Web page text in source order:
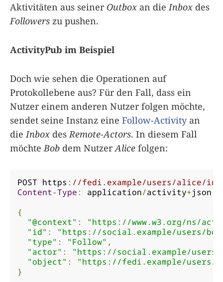
Aktivitäten aus seiner Outbox an die Inbox des
Followers zu pushen.
ActivityPub im Beispiel
Doch wie sehen die Operationen auf
Protokollebene aus? Für den Fall, dass ein
Nutzer einem anderen Nutzer folgen möchte,
sendet seine Instanz eine Follow-Activity an
die Inbox des Remote-Actors. In diesem Fall
möchte Bob dem NutzerAlice folgen:
POST https : //fedi.example/users/alice/
Content-Type: application/activity+json
{
"@context" :
"https://www.w3.org/ns/
"id" :
"https://social.example/users/
"type" : "Follow" ,
"actor" :
"https://social.example/users/
"object" :
"https://fedi.example/users/
}